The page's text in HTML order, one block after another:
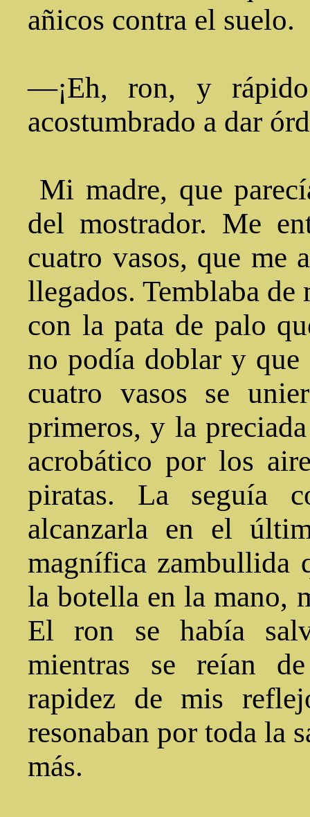
añicos contra el suelo.
—¡Eh, ron, y
acostumbrado a dar
Mi madre, que
del mostrador. Me
cuatro vasos, que me
llegados. Temblaba
con la pata de palo
no podía doblar y
cuatro vasos se
primeros, y la
acrobático por los
piratas. La seguía
alcanzarla en el
magnífica zambullida
la botella en la mano,
El ron se había
mientras se reían
rapidez de mis
resonaban por toda la
más.